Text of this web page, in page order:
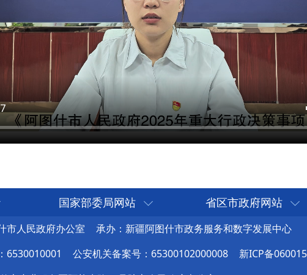
国家部委局网站 省区市政府网站
市人民政府办公室
承办：新疆阿图什市政务服务和数字发展中心
6530010001
公安机关备案号：65300102000008
新ICP备